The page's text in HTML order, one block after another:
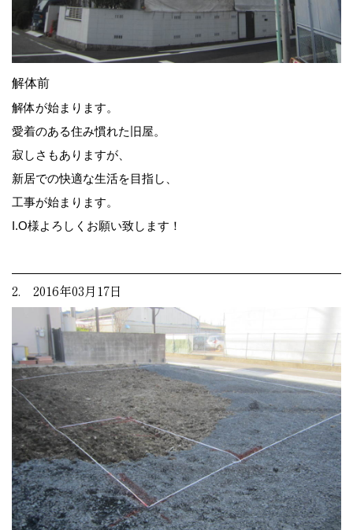
解体前
解体が始まります。
愛着のある住み慣れた旧屋。
寂しさもありますが、
新居での快適な生活を目指し、
工事が始まります。
I.O様よろしくお願い致します！
2. 2016年03月17日